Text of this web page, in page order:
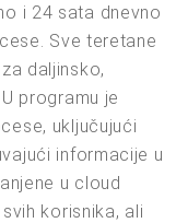
i 24 sata dnevno
Sve teretane
daljinsko,
programu je
uključujući
informacije u
u cloud
korisnika, ali